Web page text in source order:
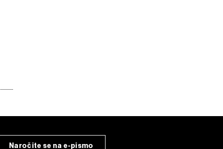
Naročite se na e-pismo